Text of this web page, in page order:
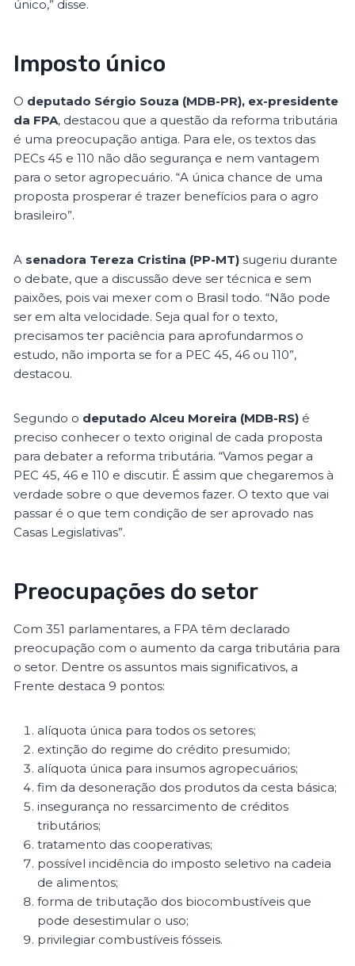
único,” disse.
Imposto único
O deputado Sérgio Souza (MDB-PR), ex-presidente
da FPA, destacou que a questão da reforma tributária
é uma preocupação antiga. Para ele, os textos das
PECs 45 e 110 não dão segurança e nem vantagem
para o setor agropecuário. “A única chance de uma
proposta prosperar é trazer benefícios para o agro
brasileiro”.
A senadora Tereza Cristina (PP-MT) sugeriu durante
o debate, que a discussão deve ser técnica e sem
paixões, pois vai mexer com o Brasil todo. “Não pode
ser em alta velocidade. Seja qual for o texto,
precisamos ter paciência para aprofundarmos o
estudo, não importa se for a PEC 45, 46 ou 110”,
destacou.
Segundo o deputado Alceu Moreira (MDB-RS) é
preciso conhecer o texto original de cada proposta
para debater a reforma tributária. “Vamos pegar a
PEC 45, 46 e 110 e discutir. É assim que chegaremos à
verdade sobre o que devemos fazer. O texto que vai
passar é o que tem condição de ser aprovado nas
Casas Legislativas”.
Preocupações do setor
Com 351 parlamentares, a FPA têm declarado
preocupação com o aumento da carga tributária para
o setor. Dentre os assuntos mais significativos, a
Frente destaca 9 pontos:
alíquota única para todos os setores;
extinção do regime do crédito presumido;
alíquota única para insumos agropecuários;
fim da desoneração dos produtos da cesta básica;
insegurança no ressarcimento de créditos
tributários;
tratamento das cooperativas;
possível incidência do imposto seletivo na cadeia
de alimentos;
forma de tributação dos biocombustíveis que
pode desestimular o uso;
privilegiar combustíveis fósseis.